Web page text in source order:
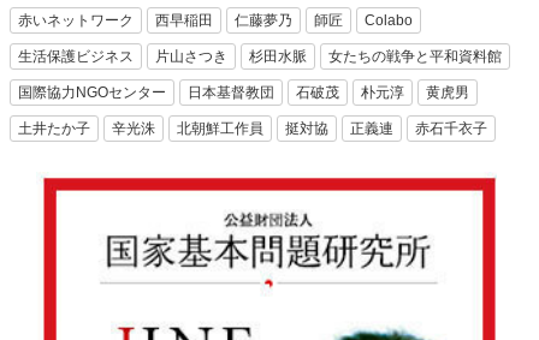
赤いネットワーク 西早稲田 仁藤夢乃 師匠 Colabo
生活保護ビジネス 片山さつき 杉田水脈 女たちの戦争と平和資料館
国際協力NGOセンター 日本基督教団 石破茂 朴元淳 黄虎男
土井たか子 辛光洙 北朝鮮工作員 挺対協 正義連 赤石千衣子